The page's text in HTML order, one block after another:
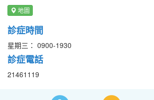
地圖
診症時間
星期三： 0900-1930
診症電話
21461119